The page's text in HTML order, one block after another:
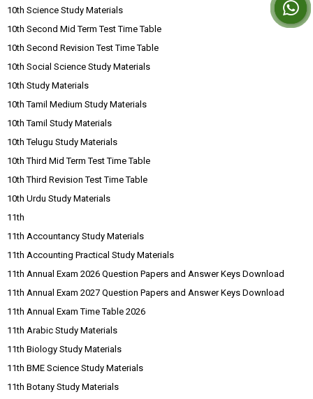
10th Science Study Materials
10th Second Mid Term Test Time Table
10th Second Revision Test Time Table
10th Social Science Study Materials
10th Study Materials
10th Tamil Medium Study Materials
10th Tamil Study Materials
10th Telugu Study Materials
10th Third Mid Term Test Time Table
10th Third Revision Test Time Table
10th Urdu Study Materials
11th
11th Accountancy Study Materials
11th Accounting Practical Study Materials
11th Annual Exam 2026 Question Papers and Answer Keys Download
11th Annual Exam 2027 Question Papers and Answer Keys Download
11th Annual Exam Time Table 2026
11th Arabic Study Materials
11th Biology Study Materials
11th BME Science Study Materials
11th Botany Study Materials